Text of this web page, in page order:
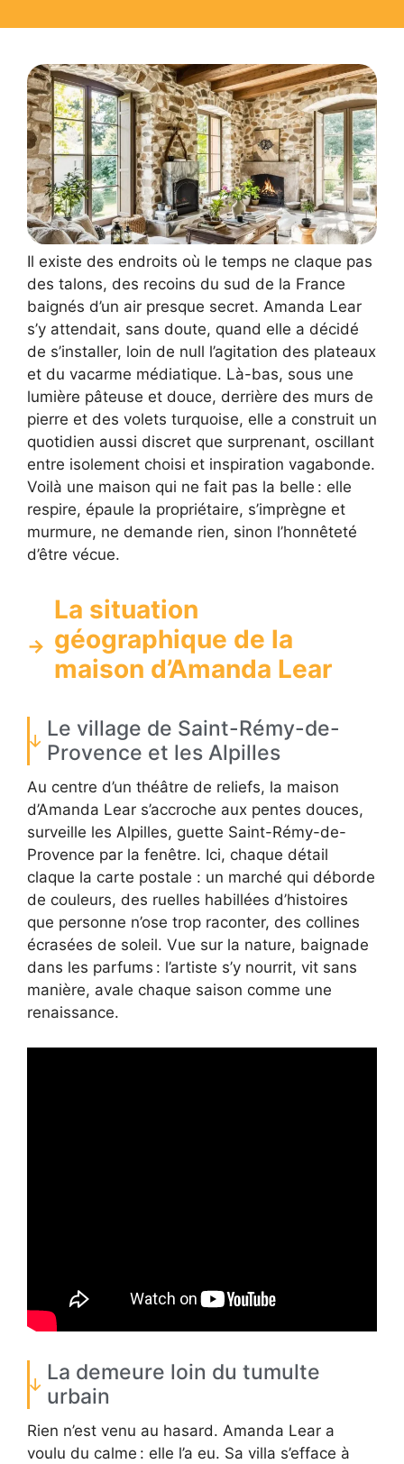
Il existe des endroits où le temps ne claque pas
des talons, des recoins du sud de la France
baignés d’un air presque secret. Amanda Lear
s’y attendait, sans doute, quand elle a décidé
de s’installer, loin de null l’agitation des plateaux
et du vacarme médiatique. Là-bas, sous une
lumière pâteuse et douce, derrière des murs de
pierre et des volets turquoise, elle a construit un
quotidien aussi discret que surprenant, oscillant
entre isolement choisi et inspiration vagabonde.
Voilà une maison qui ne fait pas la belle : elle
respire, épaule la propriétaire, s’imprègne et
murmure, ne demande rien, sinon l’honnêteté
d’être vécue.
La situation
géographique de la
maison d’Amanda Lear
Le village de Saint-Rémy-de-
Provence et les Alpilles
Au centre d’un théâtre de reliefs, la maison
d’Amanda Lear s’accroche aux pentes douces,
surveille les Alpilles, guette Saint-Rémy-de-
Provence par la fenêtre. Ici, chaque détail
claque la carte postale : un marché qui déborde
de couleurs, des ruelles habillées d’histoires
que personne n’ose trop raconter, des collines
écrasées de soleil. Vue sur la nature, baignade
dans les parfums : l’artiste s’y nourrit, vit sans
manière, avale chaque saison comme une
renaissance.
La demeure loin du tumulte
urbain
Rien n’est venu au hasard. Amanda Lear a
voulu du calme : elle l’a eu. Sa villa s’efface à